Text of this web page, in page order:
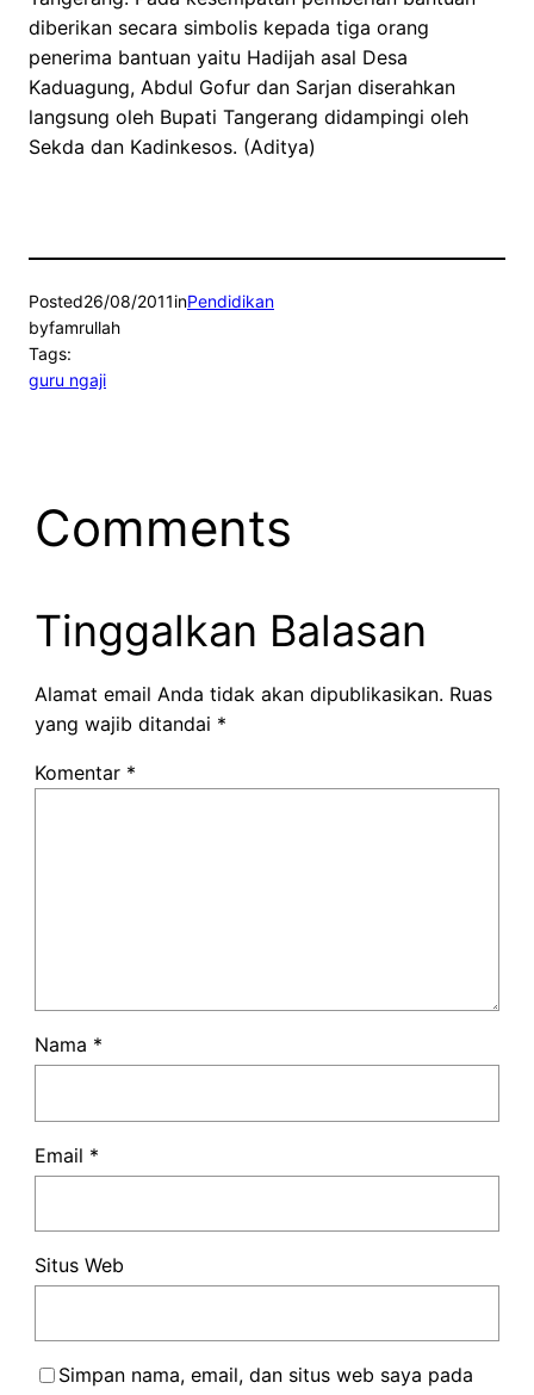
diberikan secara simbolis kepada tiga orang
penerima bantuan yaitu Hadijah asal Desa
Kaduagung, Abdul Gofur dan Sarjan diserahkan
langsung oleh Bupati Tangerang didampingi oleh
Sekda dan Kadinkesos. (Aditya)
Posted26/08/2011inPendidikan
byfamrullah
Tags:
guru ngaji
Comments
Tinggalkan Balasan
Alamat email Anda tidak akan dipublikasikan. Ruas
yang wajib ditandai *
Komentar *
Nama *
Email *
Situs Web
Simpan nama, email, dan situs web saya pada